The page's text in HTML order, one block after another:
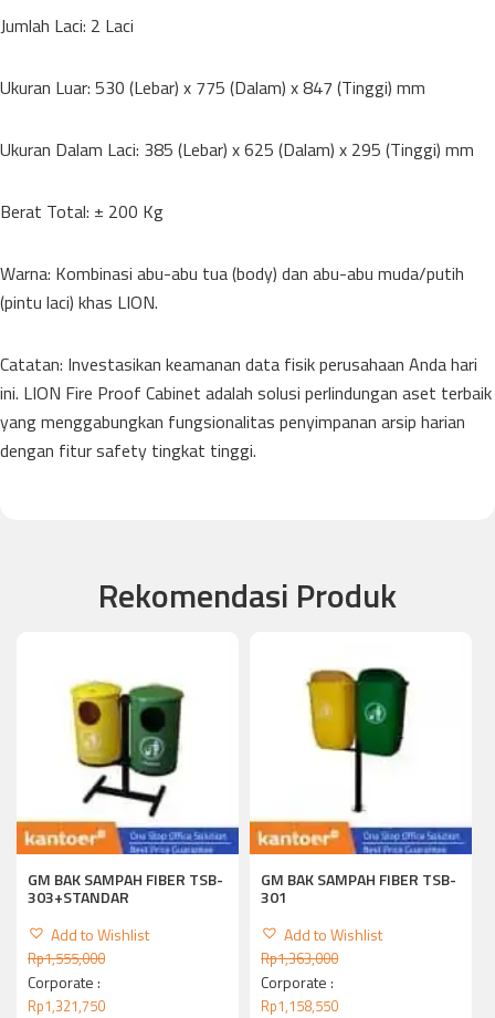
Jumlah Laci: 2 Laci
Ukuran Luar: 530 (Lebar) x 775 (Dalam) x 847 (Tinggi) mm
Ukuran Dalam Laci: 385 (Lebar) x 625 (Dalam) x 295 (Tinggi) mm
Berat Total: ± 200 Kg
Warna: Kombinasi abu-abu tua (body) dan abu-abu muda/putih
(pintu laci) khas LION.
Catatan: Investasikan keamanan data fisik perusahaan Anda hari
ini. LION Fire Proof Cabinet adalah solusi perlindungan aset terbaik
yang menggabungkan fungsionalitas penyimpanan arsip harian
dengan fitur safety tingkat tinggi.
Rekomendasi Produk
GM BAK SAMPAH FIBER TSB-
303+STANDAR
Add to Wishlist
Rp1,555,000
Corporate :
Rp1,321,750
GM BAK SAMPAH FIBER TSB-
301
Add to Wishlist
Rp1,363,000
Corporate :
Rp1,158,550